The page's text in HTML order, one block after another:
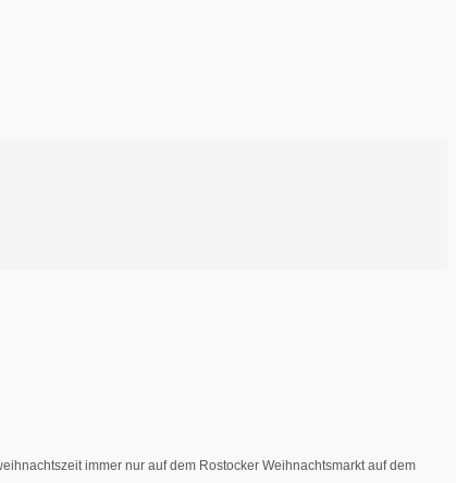
immer nur auf dem Rostocker Weihnachtsmarkt auf dem